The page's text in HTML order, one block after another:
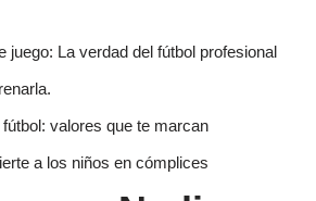
juego: La verdad del fútbol profesional
valores que te marcan
a los niños en cómplices